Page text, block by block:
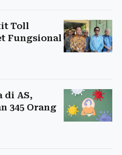
Toll
Fungsional
di AS,
345 Orang